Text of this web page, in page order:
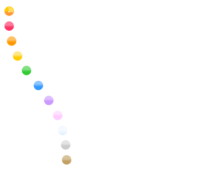
RSS
赤色の花のフリー写真素材
橙色の花のフリー写真素材
黄色の花のフリー写真素材
緑色の花のフリー写真素材
青色の花のフリー写真素材
紫色の花のフリー写真素材
白色の花のフリー写真素材
昆虫のフリー写真素材